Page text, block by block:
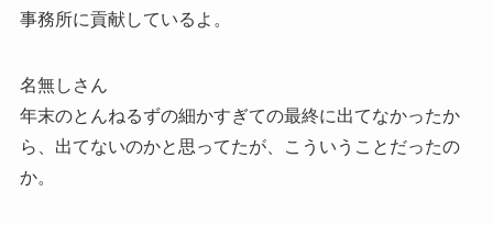
事務所に貢献しているよ。
名無しさん
年末のとんねるずの細かすぎての最終に出てなかったか
ら、出てないのかと思ってたが、こういうことだったの
か。